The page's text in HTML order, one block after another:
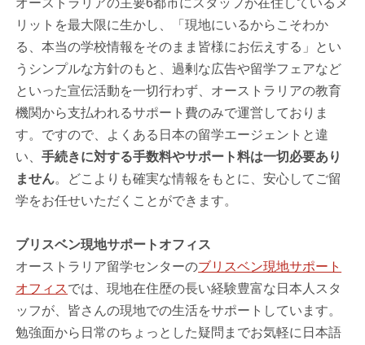
オーストラリアの主要6都市にスタッフが在住しているメ
リットを最大限に生かし、「現地にいるからこそわか
る、本当の学校情報をそのまま皆様にお伝えする」とい
うシンプルな方針のもと、過剰な広告や留学フェアなど
といった宣伝活動を一切行わず、オーストラリアの教育
機関から支払われるサポート費のみで運営しておりま
す。ですので、よくある日本の留学エージェントと違
い、手続きに対する手数料やサポート料は一切必要あり
ません。どこよりも確実な情報をもとに、安心してご留
学をお任せいただくことができます。
ブリスベン現地サポートオフィス
オーストラリア留学センターのブリスベン現地サポート
オフィスでは、現地在住歴の長い経験豊富な日本人スタ
ッフが、皆さんの現地での生活をサポートしています。
勉強面から日常のちょっとした疑問までお気軽に日本語